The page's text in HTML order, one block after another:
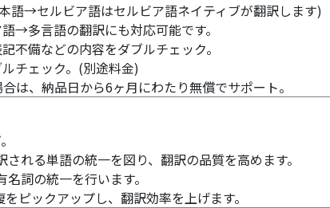
語→セルビア語はセルビア語ネイティブが翻訳します)
→多言語の翻訳にも対応可能です。
不備などの内容をダブルチェック。
チェック。(別途料金)
は、納品日から6ヶ月にわたり無償でサポート。
される単語の統一を図り、翻訳の品質を高めます。
詞の統一を行います。
ピックアップし、翻訳効率を上げます。